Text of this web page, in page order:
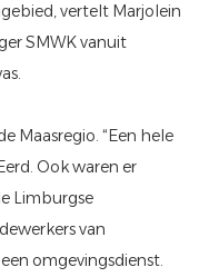
vertelt Marjolein
SMWK vanuit
Maasregio. “Een hele
Ook waren er
Limburgse
van
omgevingsdienst.